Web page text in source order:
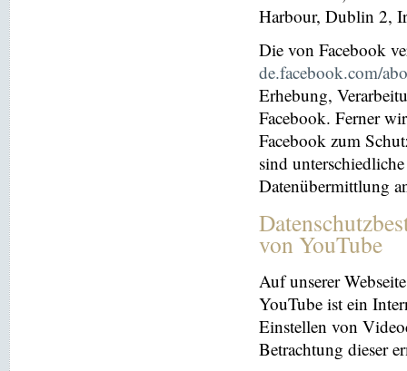
Harbour, Dublin 2,
Die von Facebook
de.facebook.com/
Erhebung,
Facebook. Ferner
Facebook zum
sind
Datenübermittlung
von YouTube
Auf unserer
YouTube ist ein
Einstellen von
Betrachtung dieser